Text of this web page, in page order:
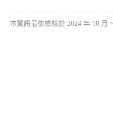
本資訊最後檢核於 2024 年 10 月。